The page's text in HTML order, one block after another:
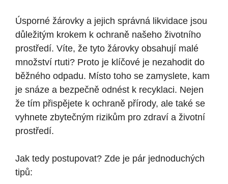
Úsporné žárovky a jejich správná likvidace jsou
důležitým krokem k ochraně našeho životního
prostředí. Víte, že tyto žárovky obsahují malé
množství rtuti? Proto je klíčové je nezahodit do
běžného odpadu. Místo toho se zamyslete, kam
je snáze a bezpečně odnést k recyklaci. Nejen
že tím přispějete k ochraně přírody, ale také se
vyhnete zbytečným rizikům pro zdraví a životní
prostředí.
Jak tedy postupovat? Zde je pár jednoduchých
tipů: